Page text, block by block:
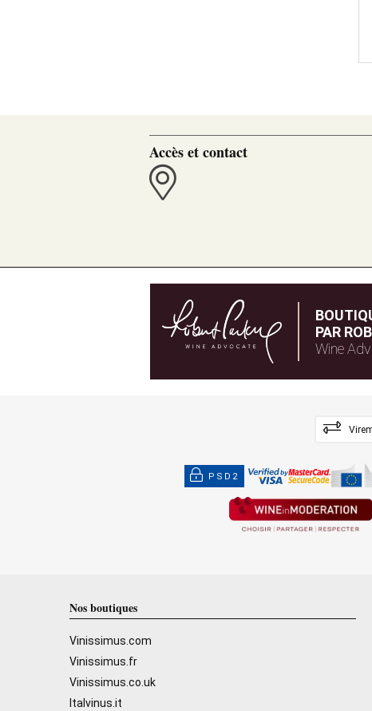
Accès et contact
PAR
Wine
PSD2
Nos boutiques
Vinissimus.com
Vinissimus.fr
Vinissimus.co.uk
Italvinus.it